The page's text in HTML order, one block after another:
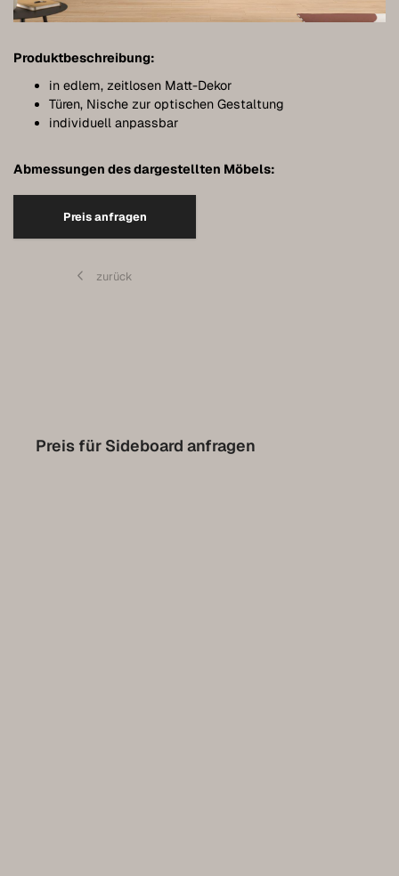
Produktbeschreibung:
in edlem, zeitlosen Matt-Dekor
Türen, Nische zur optischen Gestaltung
individuell anpassbar
Abmessungen des dargestellten Möbels:
Preis anfragen
zurück
Preis für Sideboard anfragen
Meubles de salle de bains
Étagères murales suspendues
Dressings
Buffets